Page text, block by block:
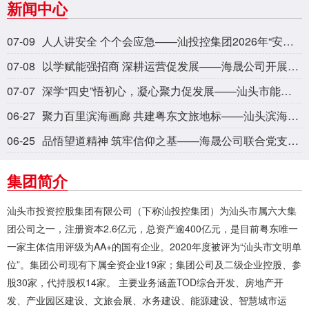
新闻中心
07-09 人人讲安全 个个会应急——汕投控集团2026年“安全生产月”活动回顾
07-08 以学赋能强招商 深耕运营促发展——海晟公司开展产业园招商与运营专题培训
07-07 深学“四史”悟初心，凝心聚力促发展——汕头市能源投资有限公司开展主题党日活动
06-27 聚力百里滨海画廊 共建粤东文旅地标——汕头滨海旅游路专题招商推介会成功举办
06-25 品悟望道精神 筑牢信仰之基——海晟公司联合党支部开展党史主题党日活动
集团简介
汕头市投资控股集团有限公司（下称汕投控集团）为汕头市属六大集
团公司之一，注册资本2.6亿元，总资产逾400亿元，是目前粤东唯一
一家主体信用评级为AA+的国有企业。2020年度被评为“汕头市文明单
位”。集团公司现有下属全资企业19家；集团公司及二级企业控股、参
股30家，代持股权14家。 主要业务涵盖TOD综合开发、房地产开
发、产业园区建设、文旅会展、水务建设、能源建设、智慧城市运